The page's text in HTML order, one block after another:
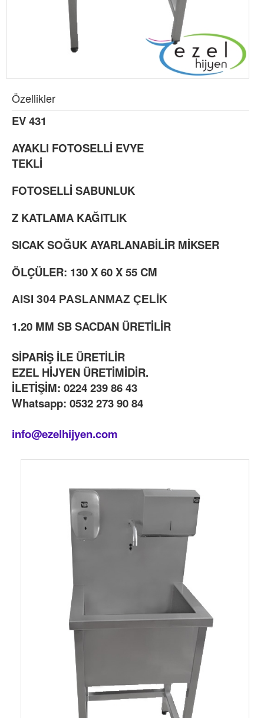
Özellikler
EV 431
AYAKLI FOTOSELLİ EVYE
TEKLİ
FOTOSELLİ SABUNLUK
Z KATLAMA KAĞITLIK
SICAK SOĞUK AYARLANABİLİR MİKSER
ÖLÇÜLER: 130 X 60 X 55 CM
AISI 304 PASLANMAZ ÇELİK
1.20 MM SB SACDAN ÜRETİLİR
SİPARİŞ İLE ÜRETİLİR
EZEL HİJYEN ÜRETİMİDİR.
İLETİŞİM: 0224 239 86 43
Whatsapp: 0532 273 90 84
info@ezelhijyen.com